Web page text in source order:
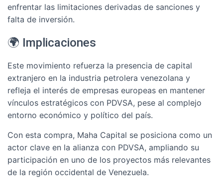
enfrentar las limitaciones derivadas de sanciones y
falta de inversión.
🌍 Implicaciones
Este movimiento refuerza la presencia de capital
extranjero en la industria petrolera venezolana y
refleja el interés de empresas europeas en mantener
vínculos estratégicos con PDVSA, pese al complejo
entorno económico y político del país.
Con esta compra, Maha Capital se posiciona como un
actor clave en la alianza con PDVSA, ampliando su
participación en uno de los proyectos más relevantes
de la región occidental de Venezuela.